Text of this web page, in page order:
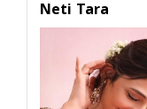
Neti Tara